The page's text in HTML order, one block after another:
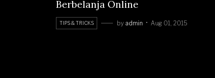
Berbelanja Online
TIPS & TRICKS by admin Aug 01, 2015